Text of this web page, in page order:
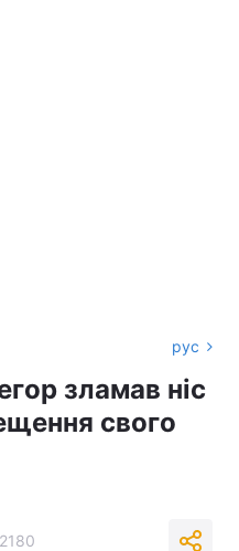
рус
зламав ніс
свого
2180